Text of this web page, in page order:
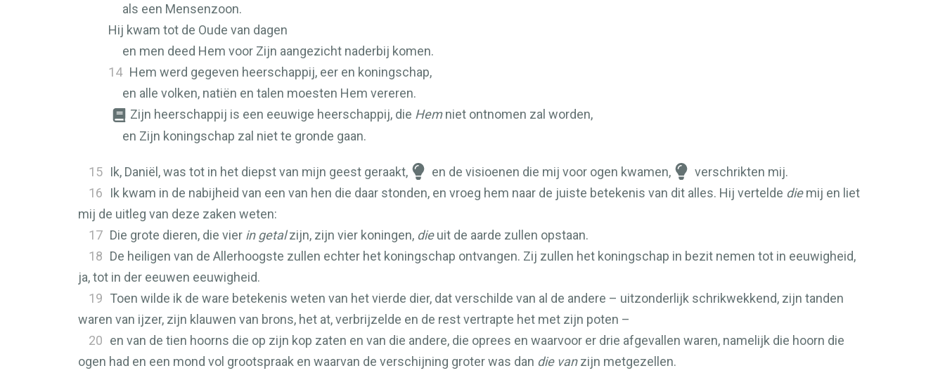
als een Mensenzoon.
Hij kwam tot de Oude van dagen
en men deed Hem voor Zijn aangezicht naderbij komen.
14 Hem werd gegeven heerschappij, eer en koningschap,
en alle volken, natiën en talen moesten Hem vereren.
Zijn heerschappij is een eeuwige heerschappij, die Hemniet ontnomen zal worden,
en Zijn koningschap zal niet te gronde gaan.
15 Ik, Daniël, was tot in het diepst van mijn geest geraakt, en de visioenen die mij voor ogen kwamen,
verschrikten mij.
16
Ik kwam in de nabijheid van een van hen die daar stonden, en vroeg hem naar de juiste betekenis van dit alles. Hij vertelde diemij en liet
mij de uitleg van deze zaken weten:
17 Die grote dieren, die vier in getalzijn, zijn vier koningen, dieuit de aarde zullen opstaan.
18 De heiligen van de Allerhoogste zullen echter het koningschap ontvangen. Zij zullen het koningschap in bezit nemen tot in eeuwigheid,
ja, tot in der eeuwen eeuwigheid.
19 Toen wilde ik de ware betekenis weten van het vierde dier, dat verschilde van al de andere – uitzonderlijk schrikwekkend, zijn tanden
waren van ijzer, zijn klauwen van brons, het at, verbrijzelde en de rest vertrapte het met zijn poten –
20 en van de tien hoorns die op zijn kop zaten en van die andere, die oprees en waarvoor er drie afgevallen waren, namelijk die hoorn die
ogen had en een mond vol grootspraak en waarvan de verschijning groter was dan die vanzijn metgezellen.